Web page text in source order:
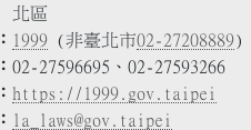
北區
1999 (非臺北市02-27208889)
02-27596695、02-27593266
https://1999.gov.taipei
la_laws@gov.taipei